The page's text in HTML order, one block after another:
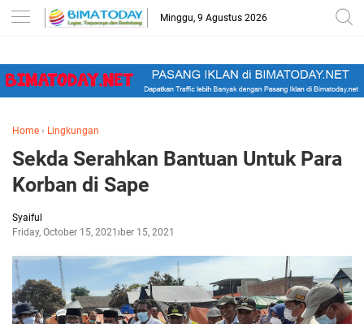
-->
Minggu, 9 Agustus 2026
Home › Lingkungan
Sekda Serahkan Bantuan Untuk Para
Korban di Sape
Syaiful
Friday, October 15, 2021October 15, 2021